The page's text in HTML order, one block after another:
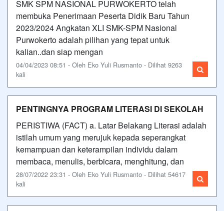
SMK SPM NASIONAL PURWOKERTO telah
membuka Penerimaan Peserta Didik Baru Tahun
2023/2024 Angkatan XLI SMK-SPM Nasional
Purwokerto adalah pilihan yang tepat untuk
kalian..dan siap mengan
04/04/2023 08:51 - Oleh Eko Yuli Rusmanto - Dilihat 9263
kali
PENTINGNYA PROGRAM LITERASI DI SEKOLAH
PERISTIWA (FACT) a. Latar Belakang Literasi adalah
istilah umum yang merujuk kepada seperangkat
kemampuan dan keterampilan individu dalam
membaca, menulis, berbicara, menghitung, dan
28/07/2022 23:31 - Oleh Eko Yuli Rusmanto - Dilihat 54617
kali